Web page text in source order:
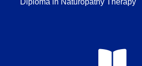
Diploma in Naturopathy Therapy